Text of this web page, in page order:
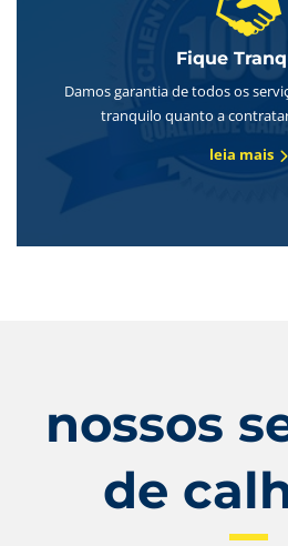
Fique
Damos garantia de todos os
tranquilo quanto a
leia mais
nossos
de